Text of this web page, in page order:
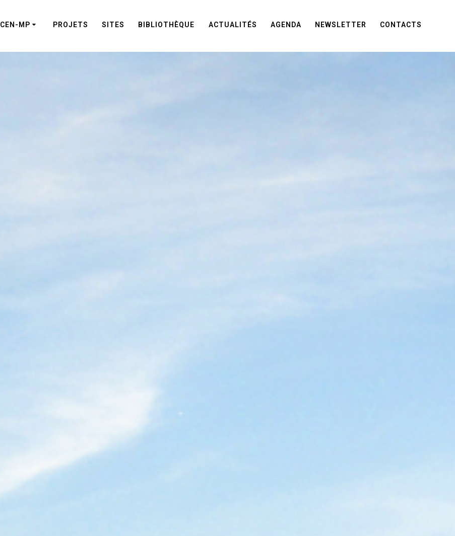
CEN-MP PROJETS SITES BIBLIOTHÈQUE ACTUALITÉS AGENDA NEWSLETTER CONTACTS